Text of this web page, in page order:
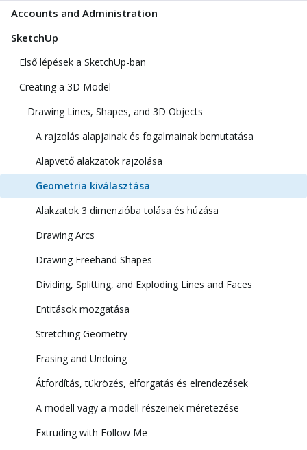
Accounts and Administration
SketchUp
Első lépések a SketchUp-ban
Creating a 3D Model
Drawing Lines, Shapes, and 3D Objects
A rajzolás alapjainak és fogalmainak bemutatása
Alapvető alakzatok rajzolása
Geometria kiválasztása
Alakzatok 3 dimenzióba tolása és húzása
Drawing Arcs
Drawing Freehand Shapes
Dividing, Splitting, and Exploding Lines and Faces
Entitások mozgatása
Stretching Geometry
Erasing and Undoing
Átfordítás, tükrözés, elforgatás és elrendezések
A modell vagy a modell részeinek méretezése
Extruding with Follow Me